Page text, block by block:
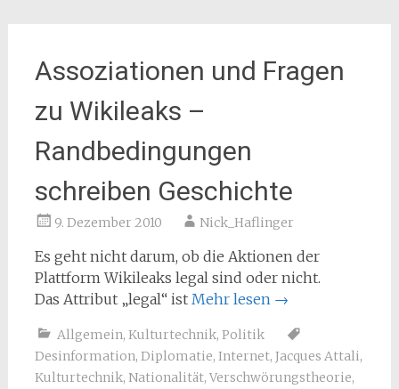
Assoziationen und Fragen
zu Wikileaks –
Randbedingungen
schreiben Geschichte
9. Dezember 2010 Nick_Haflinger
Es geht nicht darum, ob die Aktionen der
Plattform Wikileaks legal sind oder nicht.
Das Attribut „legal“ ist Mehr lesen →
Allgemein, Kulturtechnik, Politik
Desinformation, Diplomatie, Internet, Jacques Attali,
Kulturtechnik, Nationalität, Verschwörungstheorie,